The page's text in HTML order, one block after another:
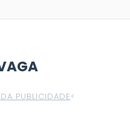
PUBLICIDADE<